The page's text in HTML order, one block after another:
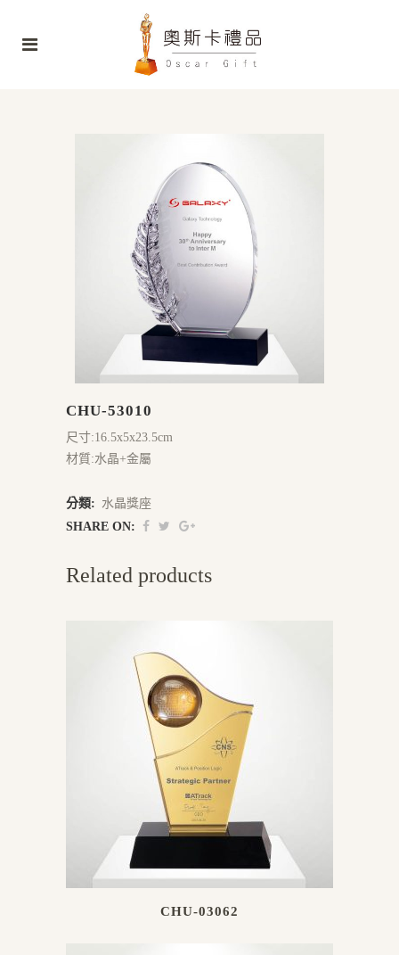
CHU-53010
尺寸:16.5x5x23.5cm
材質:水晶+金屬
分類: 水晶獎座
SHARE ON:
Related products
CHU-03062